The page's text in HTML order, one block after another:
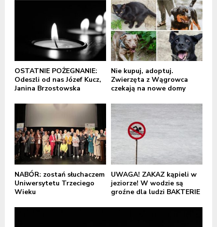
OSTATNIE POŻEGNANIE:
Odeszli od nas Józef Kucz,
Janina Brzostowska
Nie kupuj, adoptuj.
Zwierzęta z Wągrowca
czekają na nowe domy
NABÓR: zostań słuchaczem
Uniwersytetu Trzeciego
Wieku
UWAGA! ZAKAZ kąpieli w
jeziorze! W wodzie są
groźne dla ludzi BAKTERIE